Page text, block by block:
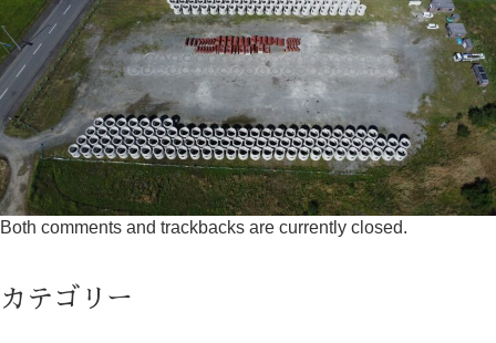
Both comments and trackbacks are currently closed.
カテゴリー